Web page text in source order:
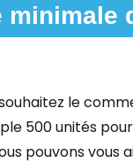
le
500 unités
pouvons vous